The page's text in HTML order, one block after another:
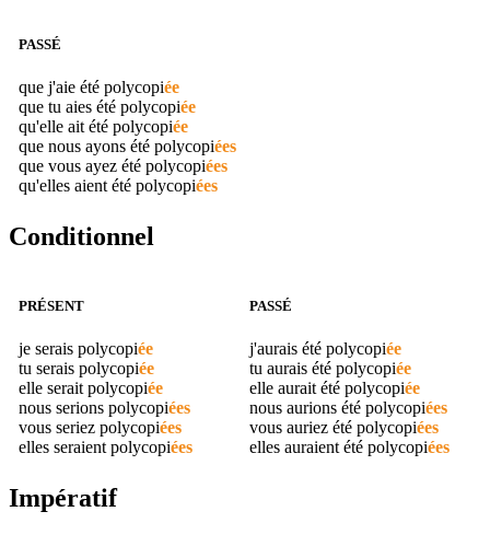
PASSÉ
que j'aie été polycopiée
que tu aies été polycopiée
qu'elle ait été polycopiée
que nous ayons été polycopiées
que vous ayez été polycopiées
qu'elles aient été polycopiées
Conditionnel
PRÉSENT
je serais polycopiée
tu serais polycopiée
elle serait polycopiée
nous serions polycopiées
vous seriez polycopiées
elles seraient polycopiées
PASSÉ
j'aurais été polycopiée
tu aurais été polycopiée
elle aurait été polycopiée
nous aurions été polycopiées
vous auriez été polycopiées
elles auraient été polycopiées
Impératif